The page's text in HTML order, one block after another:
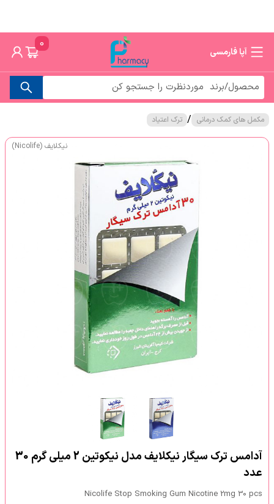
آپا فارمسی
0
مکمل های کمک درمانی / ترک اعتیاد
نیکلایف (Nicolife)
آدامس ترک سیگار نیکلایف مدل نیکوتین 2 میلی گرم 30
عدد
Nicolife Stop Smoking Gum Nicotine 2mg 30 pcs